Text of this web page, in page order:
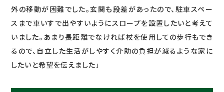
外の移動が困難でした。玄関も段差があったので、駐車スペー
スまで車いすで出やすいようにスロープを設置したいと考えて
いました。あまり長距離でなければ杖を使用しての歩行もでき
るので、自立した生活がしやすく介助の負担が減るような家に
したいと希望を伝えました」